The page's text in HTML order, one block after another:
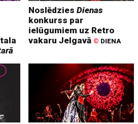
NoslēdziesDienas
konkurss par
ielūgumiem uz Retro
vakaru Jelgavā © DIENA